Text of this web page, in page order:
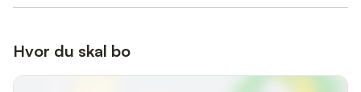
Hvor du skal bo